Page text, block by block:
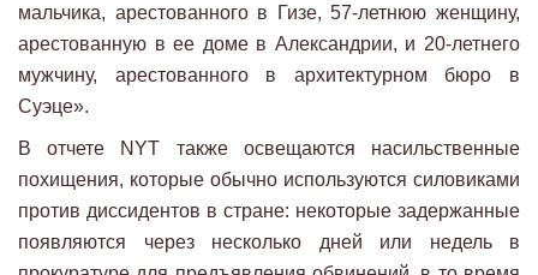
мальчика, арестованного в Гизе, 57-летнюю женщину,
арестованную в ее доме в Александрии, и 20-летнего
мужчину, арестованного в архитектурном бюро в
Суэце».
В отчете NYT также освещаются насильственные
похищения, которые обычно используются силовиками
против диссидентов в стране: некоторые задержанные
появляются через несколько дней или недель в